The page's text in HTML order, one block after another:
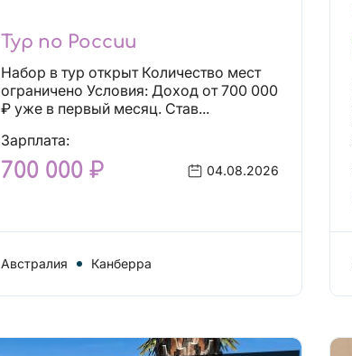
Тур по России
Набор в тур открыт Количество мест
ограничено Условия: Доход от 700 000
₽ уже в первый месяц. Став...
Зарплата:
700 000 ₽ 04.08.2026
Австралия Канберра